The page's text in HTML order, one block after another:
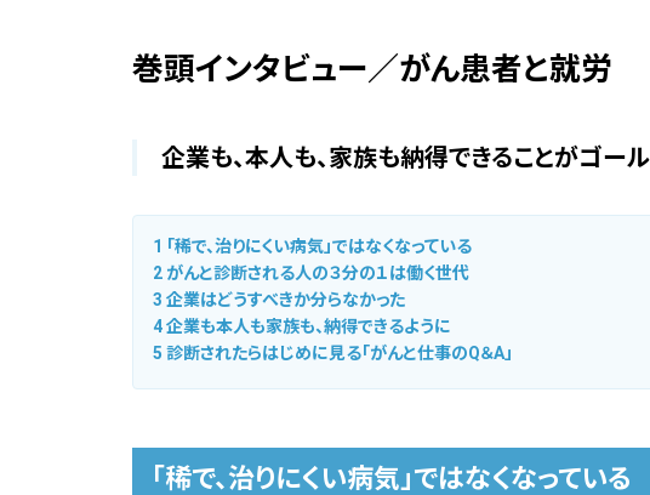
巻頭インタビュー／がん患者と就労
企業も、本人も、家族も納得できることがゴール
1 「稀で、治りにくい病気」ではなくなっている
2 がんと診断される人の３分の１は働く世代
3 企業はどうすべきか分らなかった
4企業も本人も家族も、納得できるように
5 診断されたらはじめに見る「がんと仕事のQ＆A」
「稀で、治りにくい病気」ではなくなっている